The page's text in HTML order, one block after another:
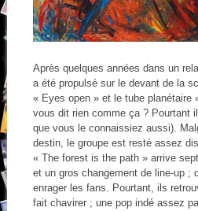
Après quelques années dans un
a été propulsé sur le devant de la
« Eyes open » et le tube planétaire
vous dit rien comme ça ? Pourtant
que vous le connaissiez aussi).
destin, le groupe est resté assez
« The forest is the path » arrive
et un gros changement de line-up ;
enrager les fans. Pourtant, ils
fait chavirer ; une pop indé assez